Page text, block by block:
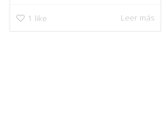
1 like Leer más